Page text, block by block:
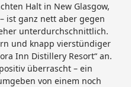
Halt in New Glasgow,
ist ganz nett aber gegen
unterdurchschnittlich.
und knapp vierstündiger
Inn Distillery Resort“ an.
überrascht – ein
von einem noch